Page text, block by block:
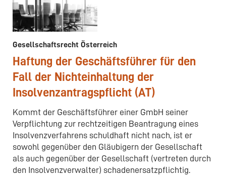
Gesellschaftsrecht Österreich
Haftung der Geschäftsführer für den
Fall der Nichteinhaltung der
Insolvenzantragspflicht (AT)
Kommt der Geschäftsführer einer GmbH seiner
Verpflichtung zur rechtzeitigen Beantragung eines
Insolvenzverfahrens schuldhaft nicht nach, ist er
sowohl gegenüber den Gläubigern der Gesellschaft
als auch gegenüber der Gesellschaft (vertreten durch
den Insolvenzverwalter) schadenersatzpflichtig.